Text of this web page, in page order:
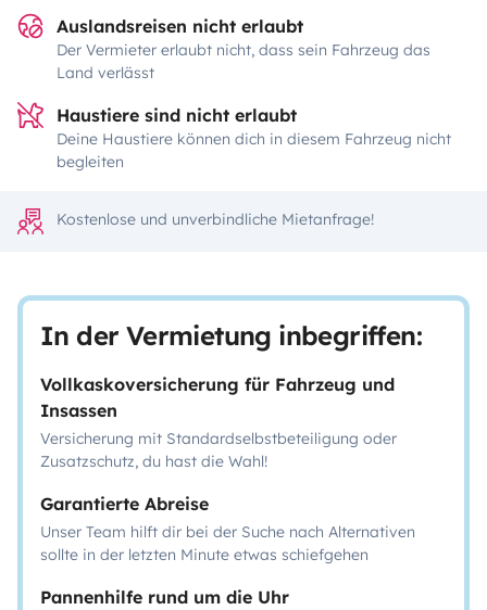
Auslandsreisen nicht erlaubt
Der Vermieter erlaubt nicht, dass sein Fahrzeug das
Land verlässt
Haustiere sind nicht erlaubt
Deine Haustiere können dich in diesem Fahrzeug nicht
begleiten
Kostenlose und unverbindliche Mietanfrage!
In der Vermietung inbegriffen:
Vollkaskoversicherung für Fahrzeug und
Insassen
Versicherung mit Standardselbstbeteiligung oder
Zusatzschutz, du hast die Wahl!
Garantierte Abreise
Unser Team hilft dir bei der Suche nach Alternativen
sollte in der letzten Minute etwas schiefgehen
Pannenhilfe rund um die Uhr